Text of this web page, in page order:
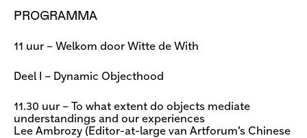
PROGRAMMA
11 uur – Welkom door Witte de With
Deel I – Dynamic Objecthood
11.30 uur – To what extent do objects mediate
understandings and our experiences
Lee Ambrozy (Editor-at-large van Artforum’s Chinese